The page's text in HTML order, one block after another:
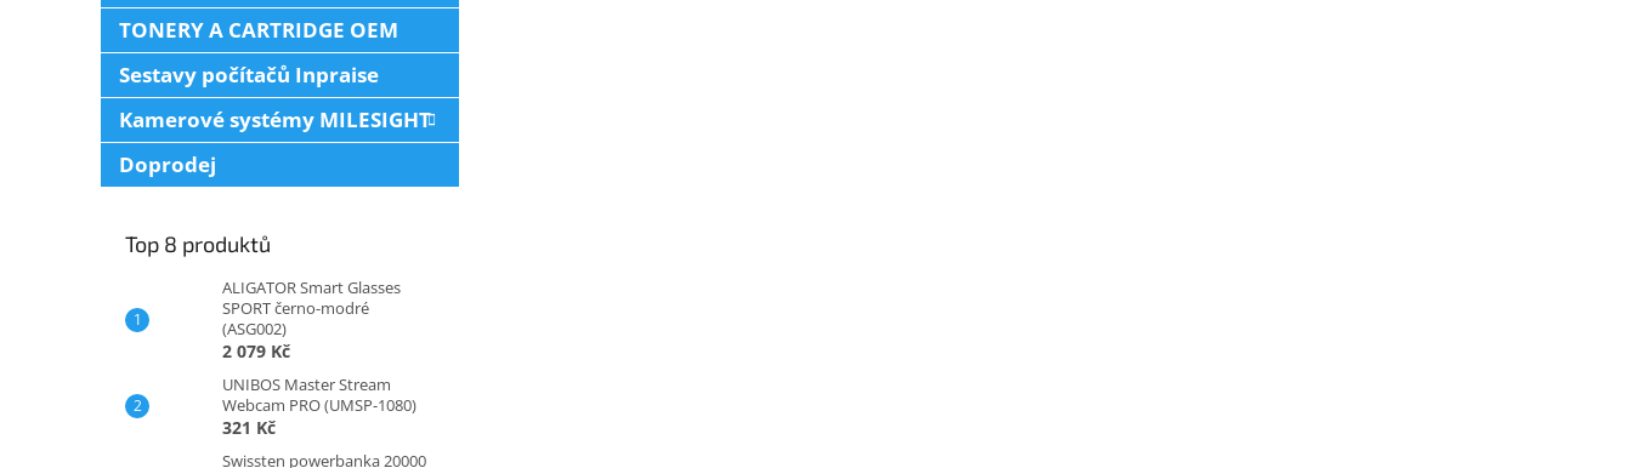
TONERY A CARTRIDGE OEM
Sestavy počítačů Inpraise
Kamerové systémy MILESIGHT
Doprodej
Top 8 produktů
ALIGATOR Smart Glasses
SPORT černo-modré
(ASG002)
2 079 Kč
UNIBOS Master Stream
Webcam PRO (UMSP-1080)
321 Kč
Swissten powerbanka 20000